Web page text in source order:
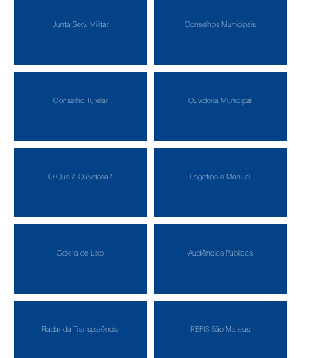
Junta Serv. Militar Conselhos Municipais
Conselho Tutelar Ouvidoria Municipal
O Que é Ouvidoria? Logotipo e Manual
Coleta de Lixo Audiências Públicas
Radar da Transparência REFIS São Mateus